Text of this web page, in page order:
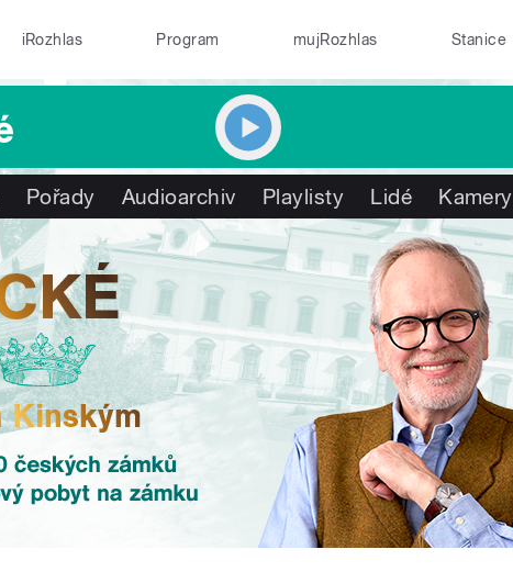
iRozhlas Program mujRozhlas Stanice
Pořady Audioarchiv Playlisty Lidé Kamery